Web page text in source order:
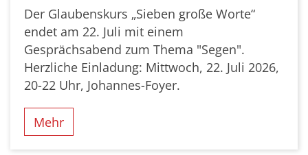
Der Glaubenskurs „Sieben große Worte“
endet am 22. Juli mit einem
Gesprächsabend zum Thema "Segen".
Herzliche Einladung: Mittwoch, 22. Juli 2026,
20-22 Uhr, Johannes-Foyer.
Mehr